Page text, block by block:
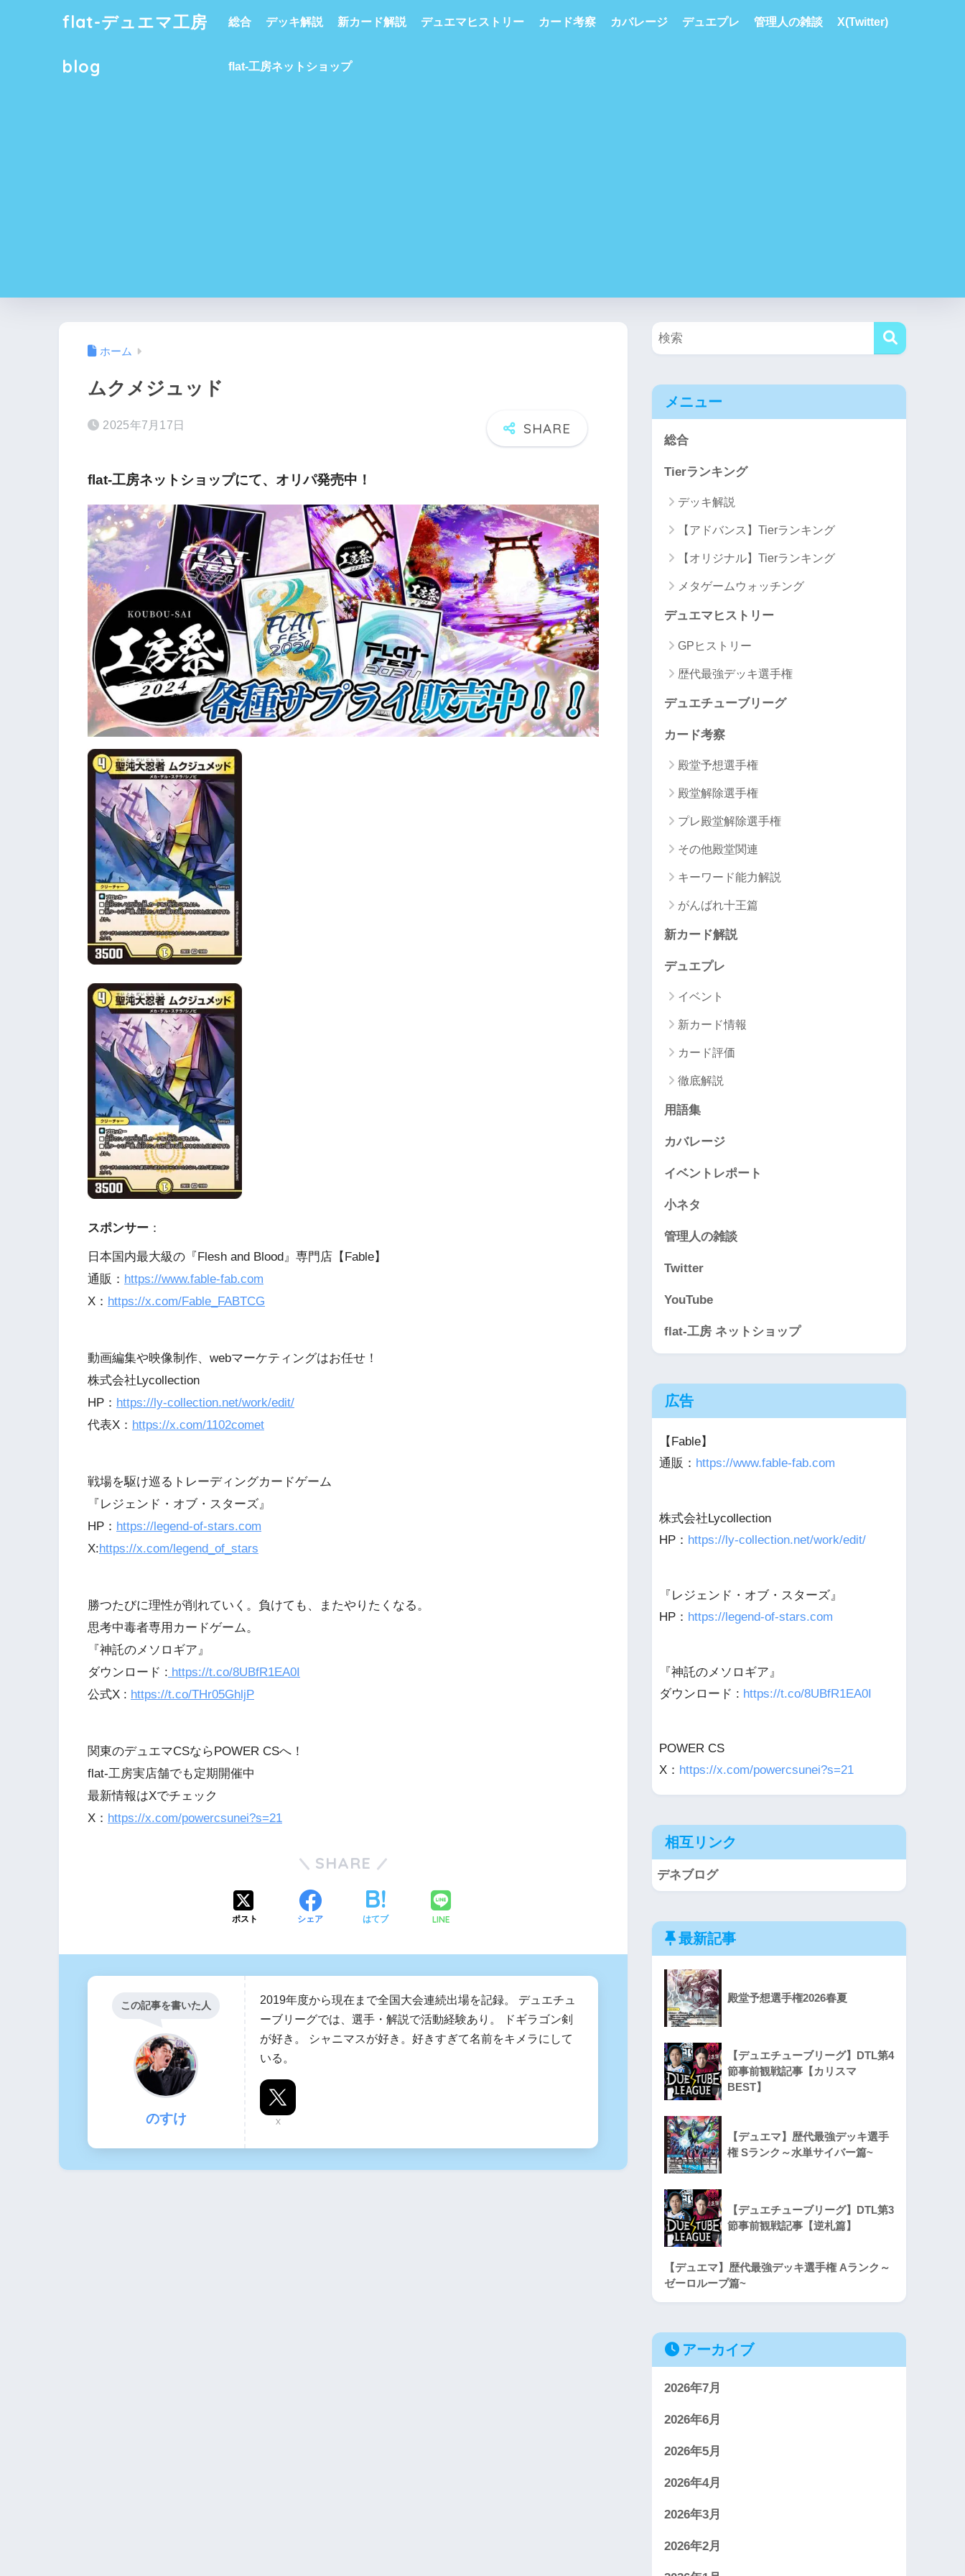
flat-デュエマ工房
blog
総合 デッキ解説 新カード解説 デュエマヒストリー カード考察 カバレージ デュエプレ 管理人の雑談 X(Twitter)
flat-工房ネットショップ
ホーム
ムクメジュッド
2025年7月17日
flat-工房ネットショップにて、オリパ発売中！
スポンサー ：
日本国内最大級の『Flesh and Blood』専門店【Fable】
通販： https://www.fable-fab.com
X： https://x.com/Fable_FABTCG
動画編集や映像制作、webマーケティングはお任せ！
株式会社Lycollection
HP： https://ly-collection.net/work/edit/
代表X： https://x.com/1102comet
戦場を駆け巡るトレーディングカードゲーム
『レジェンド・オブ・スターズ』
HP： https://legend-of-stars.com
X:https://x.com/legend_of_stars
勝つたびに理性が削れていく。負けても、またやりたくなる。
思考中毒者専用カードゲーム。
『神託のメソロギア』
ダウンロード : https://t.co/8UBfR1EA0I
公式X : https://t.co/THr05GhljP
関東のデュエマCSならPOWER CSへ！
flat-工房実店舗でも定期開催中
最新情報はXでチェック
X： https://x.com/powercsunei?s=21
SHARE
ポスト シェア はてブ LINE
この記事を書いた人
のすけ
2019年度から現在まで全国大会連続出場を記録。 デュエチュ
ーブリーグでは、選手・解説で活動経験あり。 ドギラゴン剣
が好き。 シャニマスが好き。好きすぎて名前をキメラにして
いる。
X
メニュー
総合
Tierランキング
デッキ解説
【アドバンス】Tierランキング
【オリジナル】Tierランキング
メタゲームウォッチング
デュエマヒストリー
GPヒストリー
歴代最強デッキ選手権
デュエチューブリーグ
カード考察
殿堂予想選手権
殿堂解除選手権
プレ殿堂解除選手権
その他殿堂関連
キーワード能力解説
がんばれ十王篇
新カード解説
デュエプレ
イベント
新カード情報
カード評価
徹底解説
用語集
カバレージ
イベントレポート
小ネタ
管理人の雑談
Twitter
YouTube
flat-工房 ネットショップ
広告
【Fable】
通販： https://www.fable-fab.com
株式会社Lycollection
HP： https://ly-collection.net/work/edit/
『レジェンド・オブ・スターズ』
HP： https://legend-of-stars.com
『神託のメソロギア』
ダウンロード : https://t.co/8UBfR1EA0I
POWER CS
X： https://x.com/powercsunei?s=21
相互リンク
デネブログ
最新記事
殿堂予想選手権2026春夏
【デュエチューブリーグ】DTL第4
節事前観戦記事【カリスマ
BEST】
【デュエマ】歴代最強デッキ選手
権 Sランク～水単サイバー篇~
【デュエチューブリーグ】DTL第3
節事前観戦記事【逆札篇】
【デュエマ】歴代最強デッキ選手権 Aランク～
ゼーロループ篇~
アーカイブ
2026年7月
2026年6月
2026年5月
2026年4月
2026年3月
2026年2月